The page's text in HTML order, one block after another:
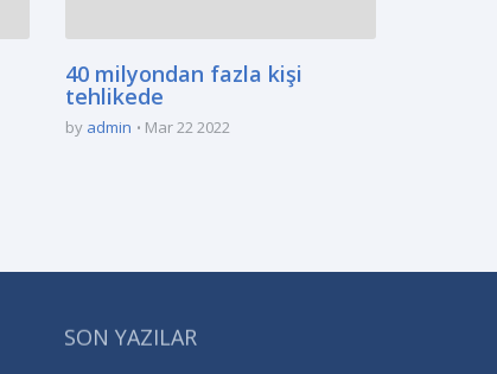
40 milyondan fazla kişi
tehlikede
by admin Mar 22 2022
SON YAZILAR